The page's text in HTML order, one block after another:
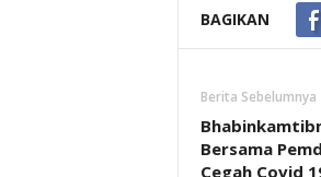
BAGIKAN
Berita Sebelumnya
Bersama
Cegah Covid